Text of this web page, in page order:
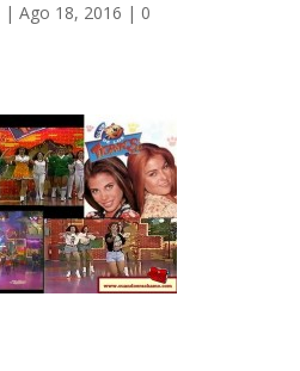
| Ago 18, 2016 | 0